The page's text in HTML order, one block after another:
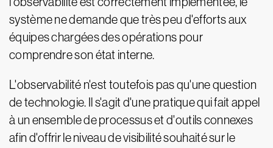
système ne demande que très peu d'efforts aux
équipes chargées des opérations pour
comprendre son état interne.
L'observabilité n'est toutefois pas qu'une question
de technologie. Il s'agit d'une pratique qui fait appel
à un ensemble de processus et d'outils connexes
afin d'offrir le niveau de visibilité souhaité sur le